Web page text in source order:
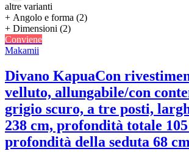
altre varianti
+ Angolo e forma (2)
+ Dimensioni (2)
Conviene
Makamii
Divano KapuaCon
velluto, allungabile/con
grigio scuro, a tre posti,
238 cm, profondità totale
profondità della seduta 68